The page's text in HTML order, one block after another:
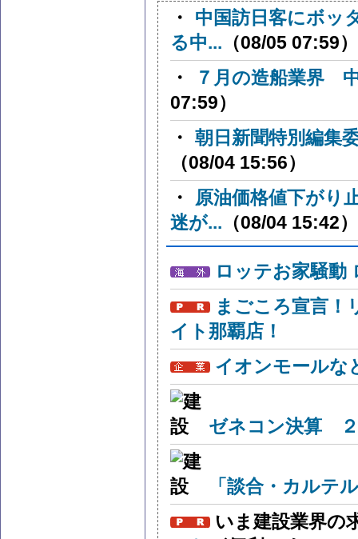
・
中国訪日客にボッ
る中... （08/05 07:59）
・
７月の造船業界
07:59）
・ 朝日新聞特別編集
（08/04 15:56）
・
原油価格値下がり
迷が... （08/04 15:42）
ロッテお家騒
まごころ宣言！
イト那覇店！
イオンモールな
ゼネコン決算
「談合・カルテ
いま建設業界の